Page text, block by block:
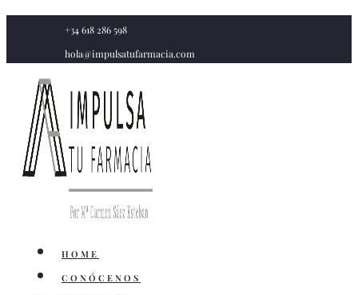
contenido
+34 618 286 598
hola@impulsatufarmacia.com
HOME
CONÓCENOS